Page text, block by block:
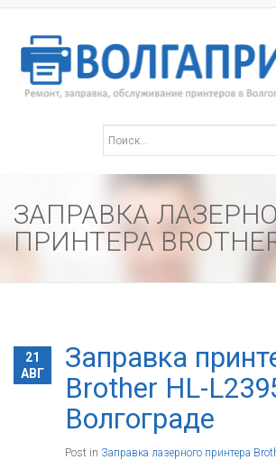
ЗАПРАВКА
ПРИНТЕРА
21
АВГ
Заправка
Brother HL-
Волгограде
Post in Заправка лазерного принтера